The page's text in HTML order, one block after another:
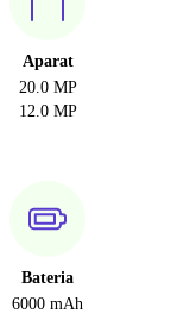
Aparat
20.0 MP
12.0 MP
Bateria
6000 mAh